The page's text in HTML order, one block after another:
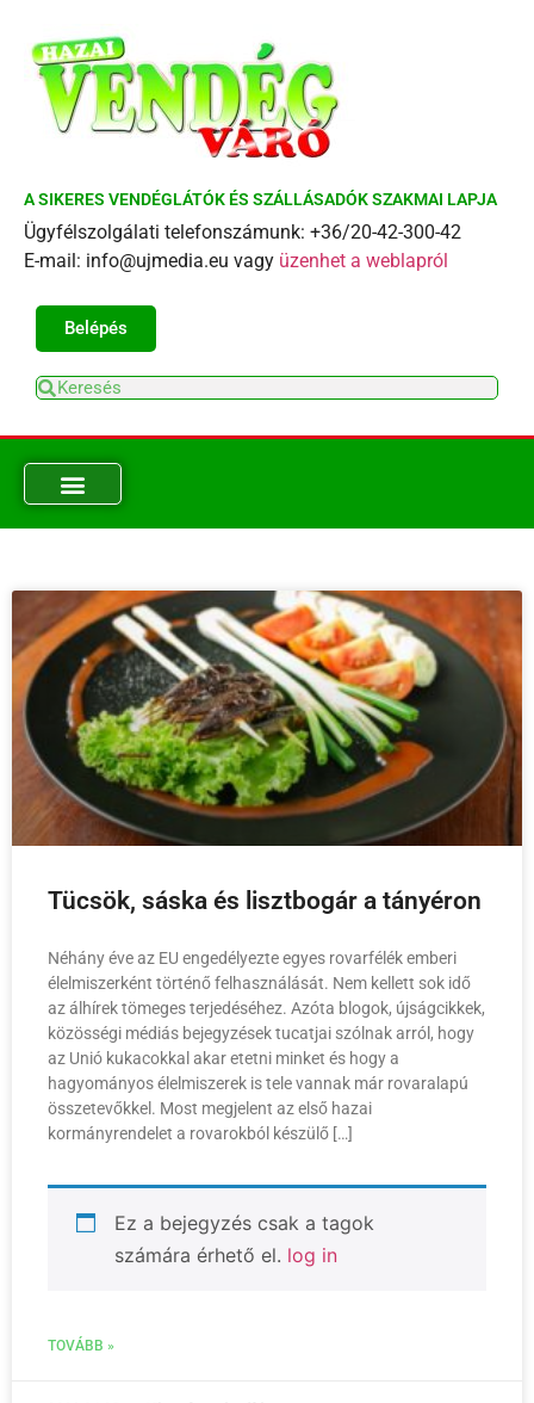
A SIKERES VENDÉGLÁTÓK ÉS SZÁLLÁSADÓK SZAKMAI LAPJA
Ügyfélszolgálati telefonszámunk: +36/20-42-300-42
E-mail: info@ujmedia.eu vagy üzenhet a weblapról
Belépés
Tücsök, sáska és lisztbogár a tányéron
Néhány éve az EU engedélyezte egyes rovarfélék emberi
élelmiszerként történő felhasználását. Nem kellett sok idő
az álhírek tömeges terjedéséhez. Azóta blogok, újságcikkek,
közösségi médiás bejegyzések tucatjai szólnak arról, hogy
az Unió kukacokkal akar etetni minket és hogy a
hagyományos élelmiszerek is tele vannak már rovaralapú
összetevőkkel. Most megjelent az első hazai
kormányrendelet a rovarokból készülő […]
Ez a bejegyzés csak a tagok
számára érhető el. log in
TOVÁBB »